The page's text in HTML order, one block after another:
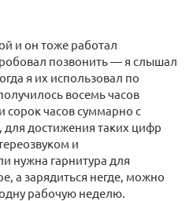
и он тоже работал
позвонить — я слышал
я их использовал по
восемь часов
сорок часов суммарно с
для достижения таких цифр
и
нужна гарнитура для
а зарядиться негде, можно
рабочую неделю.